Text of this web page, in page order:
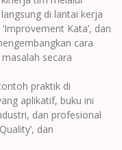
di lantai kerja
‘Improvement Kata’, dan
cara
secara
praktik di
aplikatif, buku ini
dan profesional
dan